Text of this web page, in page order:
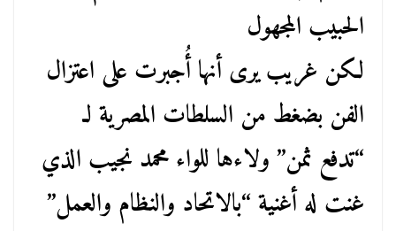
الحبيب المجهول
لكن غريب يرى أنها أُجبرت على اعتزال
الفن بضغط من السلطات المصرية لـ
“تدفع ثمن” ولاءها للواء محمد نجيب الذي
غنت له أغنية “بالاتحاد والنظام والعمل”